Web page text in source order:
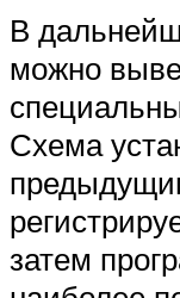
В
можно
Схема
затем